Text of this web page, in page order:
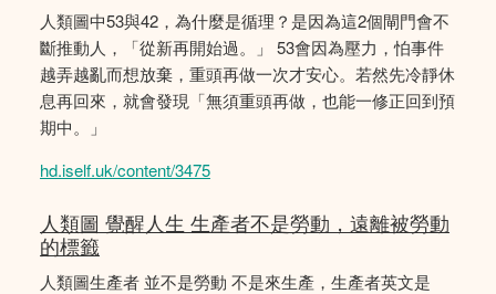
人類圖中53與42，為什麼是循理？是因為這2個閘門會不
斷推動人，「從新再開始過。」 53會因為壓力，怕事件
越弄越亂而想放棄，重頭再做一次才安心。若然先冷靜休
息再回來，就會發現「無須重頭再做，也能一修正回到預
期中。」
hd.iself.uk/content/3475
人類圖 覺醒人生 生產者不是勞動，遠離被勞動
的標籤
人類圖生產者 並不是勞動 不是來生產，生產者英文是